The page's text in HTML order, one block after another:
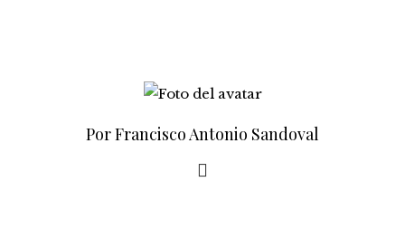
Por Francisco Antonio Sandoval